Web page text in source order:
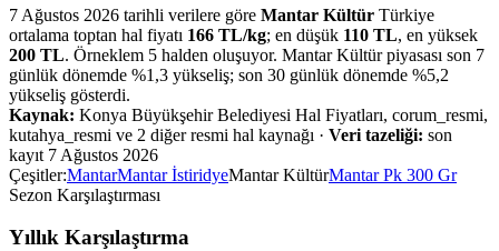
7 Ağustos 2026 tarihli verilere göre Mantar Kültür Türkiye
ortalama toptan hal fiyatı 166 TL/kg; en düşük 110 TL, en yüksek
200 TL. Örneklem 5 halden oluşuyor. Mantar Kültürpiyasası son 7
günlük dönemde %1,3 yükseliş; son 30 günlük dönemde %5,2
yükseliş gösterdi.
Kaynak: Konya Büyükşehir Belediyesi Hal Fiyatları, corum_resmi,
kutahya_resmi ve 2 diğer resmi hal kaynağı · Veri tazeliği: son
kayıt 7 Ağustos 2026
Çeşitler:MantarMantar İstiridyeMantar KültürMantar Pk 300 Gr
Sezon Karşılaştırması
Yıllık Karşılaştırma